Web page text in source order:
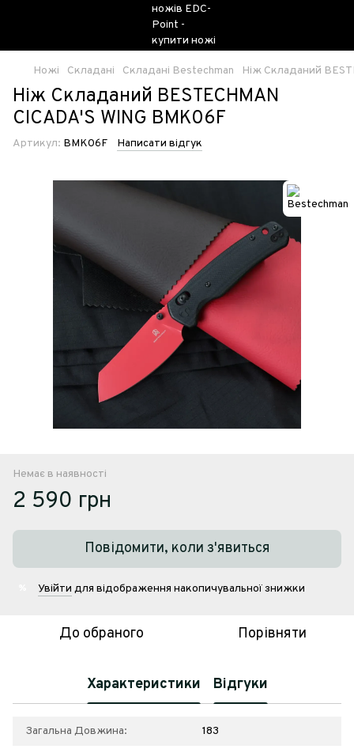
Ножі Складані Складані Bestechman Ніж Складаний
Ніж Складаний BESTECHMAN
CICADA'S WING BMK06F
Артикул: BMK06F Написати відгук
Немає в наявності
2 590 грн
Повідомити, коли з'явиться
Увійти для відображення накопичувальної знижки
До обраного Порівняти
Характеристики Відгуки
Загальна Довжина: 183